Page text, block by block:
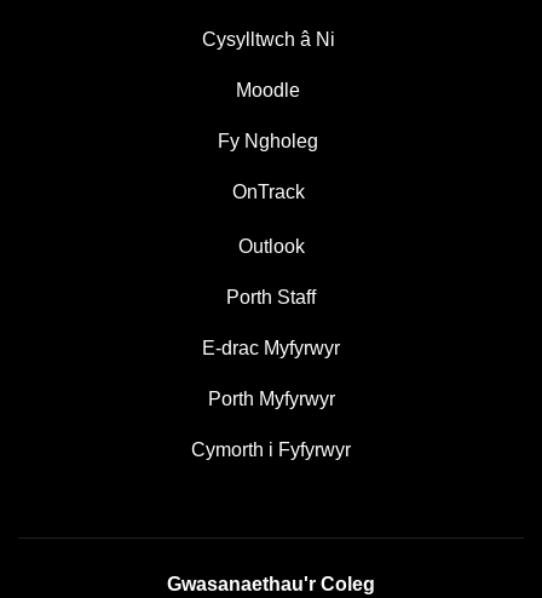
Cysylltwch â Ni
Moodle
Fy Ngholeg
OnTrack
Outlook
Porth Staff
E-drac Myfyrwyr
Porth Myfyrwyr
Cymorth i Fyfyrwyr
Gwasanaethau'r Coleg